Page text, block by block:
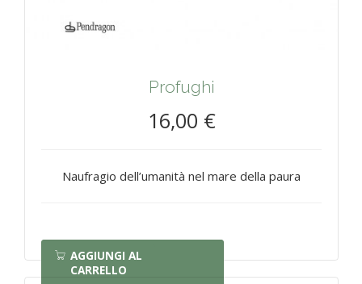
Profughi
16,00 €
Naufragio dell’umanità nel mare della paura
AGGIUNGI AL
CARRELLO